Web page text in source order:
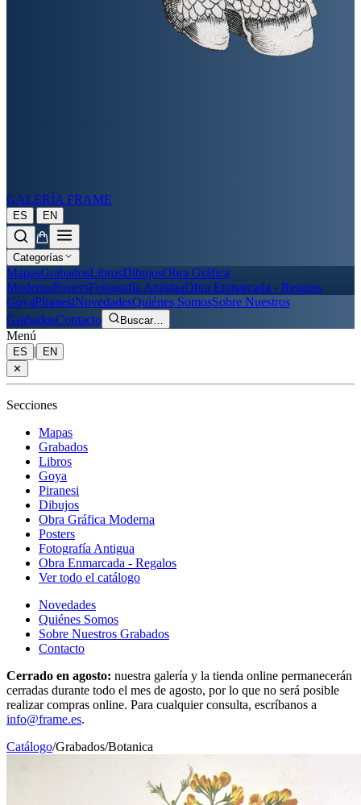
GALERÍA FRAME
ES | EN
Categorías
MapasGrabadosLibrosDibujosObra Gráfica
ModernaPostersFotografía AntiguaObra Enmarcada - Regalos
GoyaPiranesiNovedadesQuiénes SomosSobre Nuestros
GrabadosContacto Buscar…
Menú
ES |
EN
✕
Secciones
Mapas
Grabados
Libros
Goya
Piranesi
Dibujos
Obra Gráfica Moderna
Posters
Fotografía Antigua
Obra Enmarcada - Regalos
Ver todo el catálogo
Novedades
Quiénes Somos
Sobre Nuestros Grabados
Contacto
Cerrado en agosto: nuestra galería y la tienda online permanecerán
cerradas durante todo el mes de agosto, por lo que no será posible
realizar compras online. Para cualquier consulta, escríbanos a
info@frame.es.
Catálogo/Grabados/Botanica